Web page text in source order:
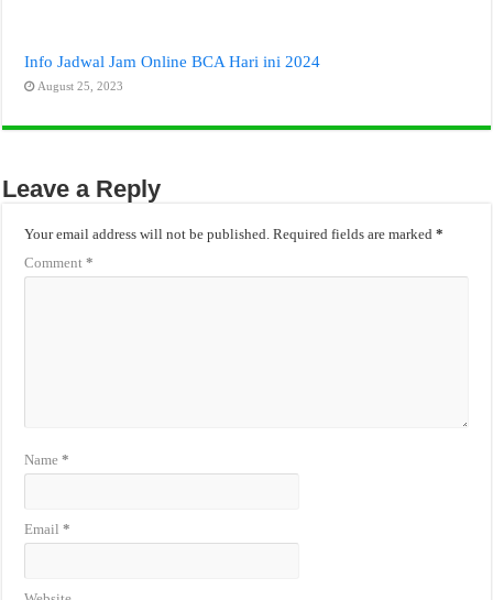
Info Jadwal Jam Online BCA Hari ini 2024
August 25, 2023
Leave a Reply
Your email address will not be published. Required fields are marked*
Comment*
Name*
Email*